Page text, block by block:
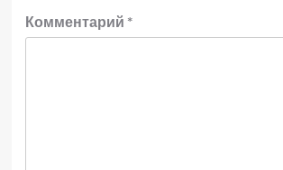
Комментарий *